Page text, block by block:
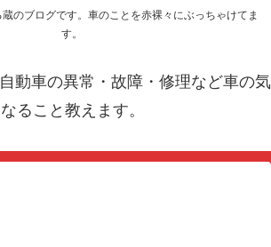
のブログです。車のことを赤裸々にぶっちゃけてま
す。
動車の異常・故障・修理など車の気
ること教えます。